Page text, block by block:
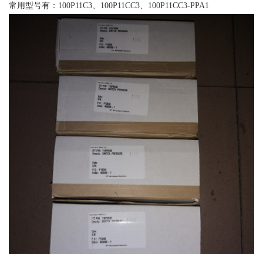
常用型号有：100P11C3、100P11CC3、100P11CC3-PPA1